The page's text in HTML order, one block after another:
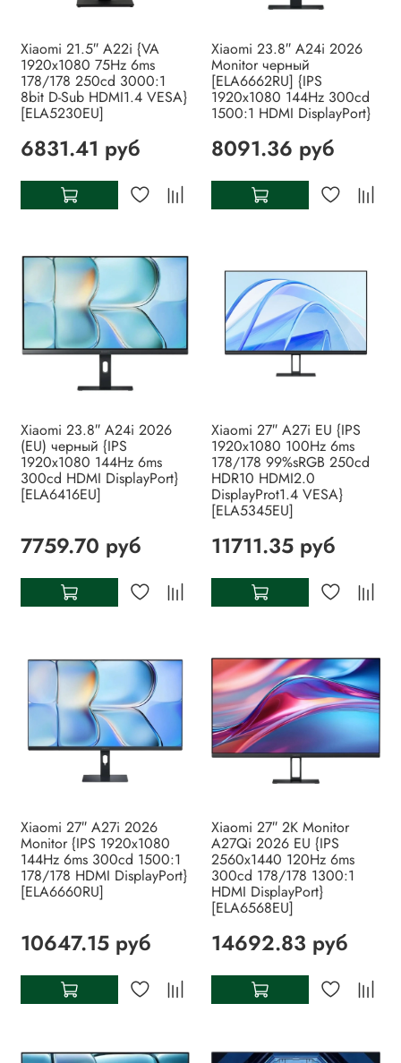
Xiaomi 21.5″ A22i {VA
1920x1080 75Hz 6ms
178/178 250cd 3000:1
8bit D-Sub HDMI1.4 VESA}
[ELA5230EU]
6831.41 руб
Xiaomi 23.8″ A24i 2026
Monitor черный
[ELA6662RU] {IPS
1920x1080 144Hz 300cd
1500:1 HDMI DisplayPort}
8091.36 руб
Xiaomi 23.8″ A24i 2026
(EU) черный {IPS
1920x1080 144Hz 6ms
300cd HDMI DisplayPort}
[ELA6416EU]
7759.70 руб
Xiaomi 27″ A27i EU {IPS
1920x1080 100Hz 6ms
178/178 99%sRGB 250cd
HDR10 HDMI2.0
DisplayProt1.4 VESA}
[ELA5345EU]
11711.35 руб
Xiaomi 27″ A27i 2026
Monitor {IPS 1920x1080
144Hz 6ms 300cd 1500:1
178/178 HDMI DisplayPort}
[ELA6660RU]
10647.15 руб
Xiaomi 27″ 2K Monitor
A27Qi 2026 EU {IPS
2560x1440 120Hz 6ms
300cd 178/178 1300:1
HDMI DisplayPort}
[ELA6568EU]
14692.83 руб